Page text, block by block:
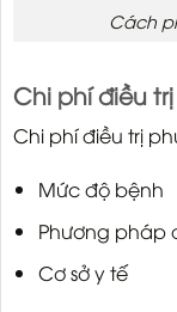
Cách
Chi phí điều
Chi phí điều trị
Mức độ bệnh
Phương pháp
Cơ sở y tế